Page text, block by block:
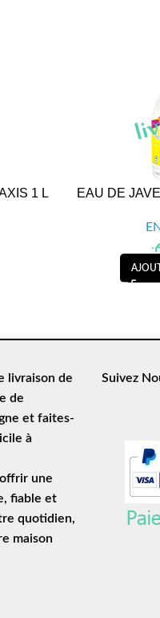
1 L EAU DE
livraison de
de
et faites-
à
une
, fiable et
quotidien,
maison
Suivez